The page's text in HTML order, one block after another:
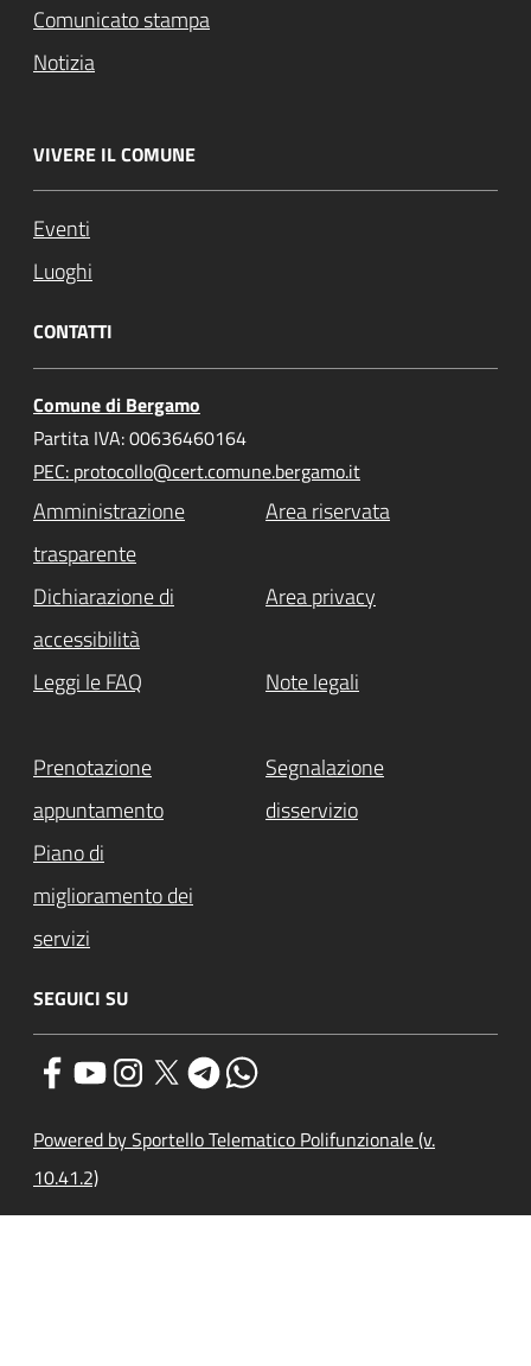
Comunicato stampa
Notizia
VIVERE IL COMUNE
Eventi
Luoghi
CONTATTI
Comune di Bergamo
Partita IVA: 00636460164
PEC: protocollo@cert.comune.bergamo.it
Amministrazione
trasparente
Area riservata
Dichiarazione di
accessibilità
Area privacy
Leggi le FAQ Note legali
Prenotazione
appuntamento
Segnalazione
disservizio
Piano di
miglioramento dei
servizi
SEGUICI SU
Powered by Sportello Telematico Polifunzionale (v.
10.41.2)